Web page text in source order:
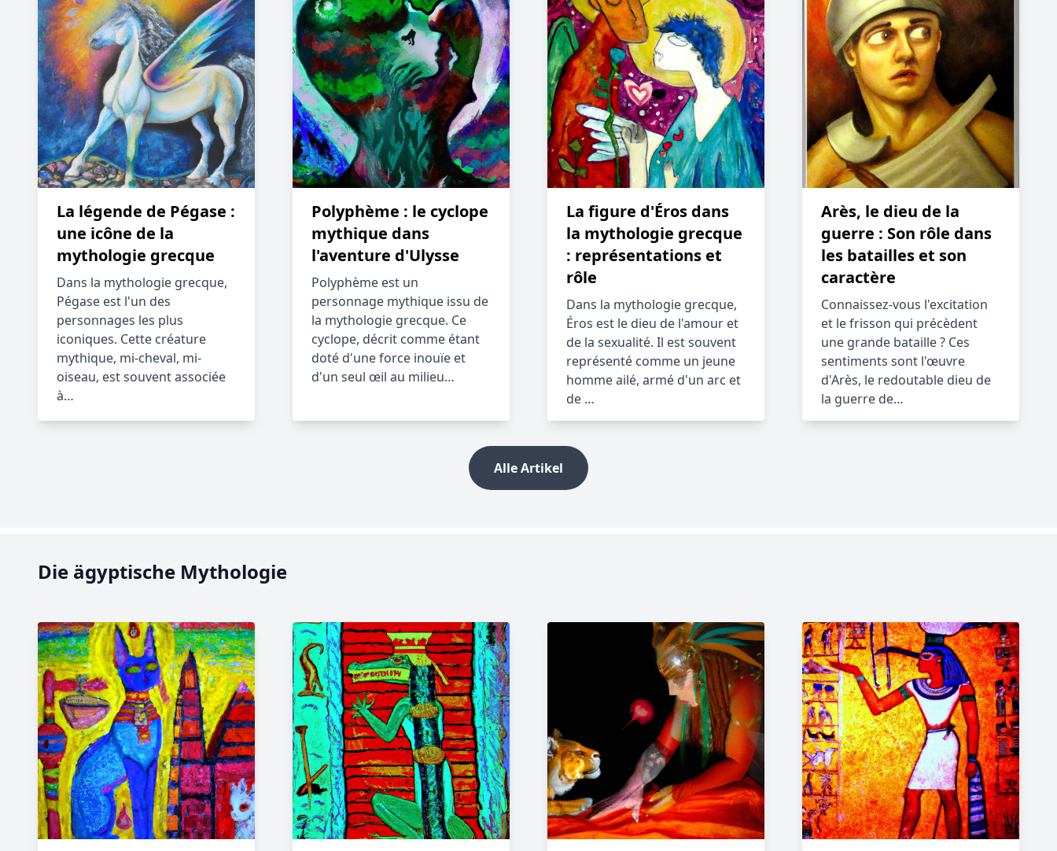
La légende de Pégase :
une icône de la
mythologie grecque
Dans la mythologie grecque,
Pégase est l'un des
personnages les plus
iconiques. Cette créature
mythique, mi-cheval, mi-
oiseau, est souvent associée
à…
Polyphème : le cyclope
mythique dans
l'aventure d'Ulysse
Polyphème est un
personnage mythique issu de
la mythologie grecque. Ce
cyclope, décrit comme étant
doté d'une force inouïe et
d'un seul œil au milieu…
La figure d'Éros dans
la mythologie grecque
: représentations et
rôle
Dans la mythologie grecque,
Éros est le dieu de l'amour et
de la sexualité. Il est souvent
représenté comme un jeune
homme ailé, armé d'un arc et
de …
Arès, le dieu de la
guerre : Son rôle dans
les batailles et son
caractère
Connaissez-vous l'excitation
et le frisson qui précèdent
une grande bataille ? Ces
sentiments sont l'œuvre
d'Arès, le redoutable dieu de
la guerre de…
Alle Artikel
Die ägyptische Mythologie